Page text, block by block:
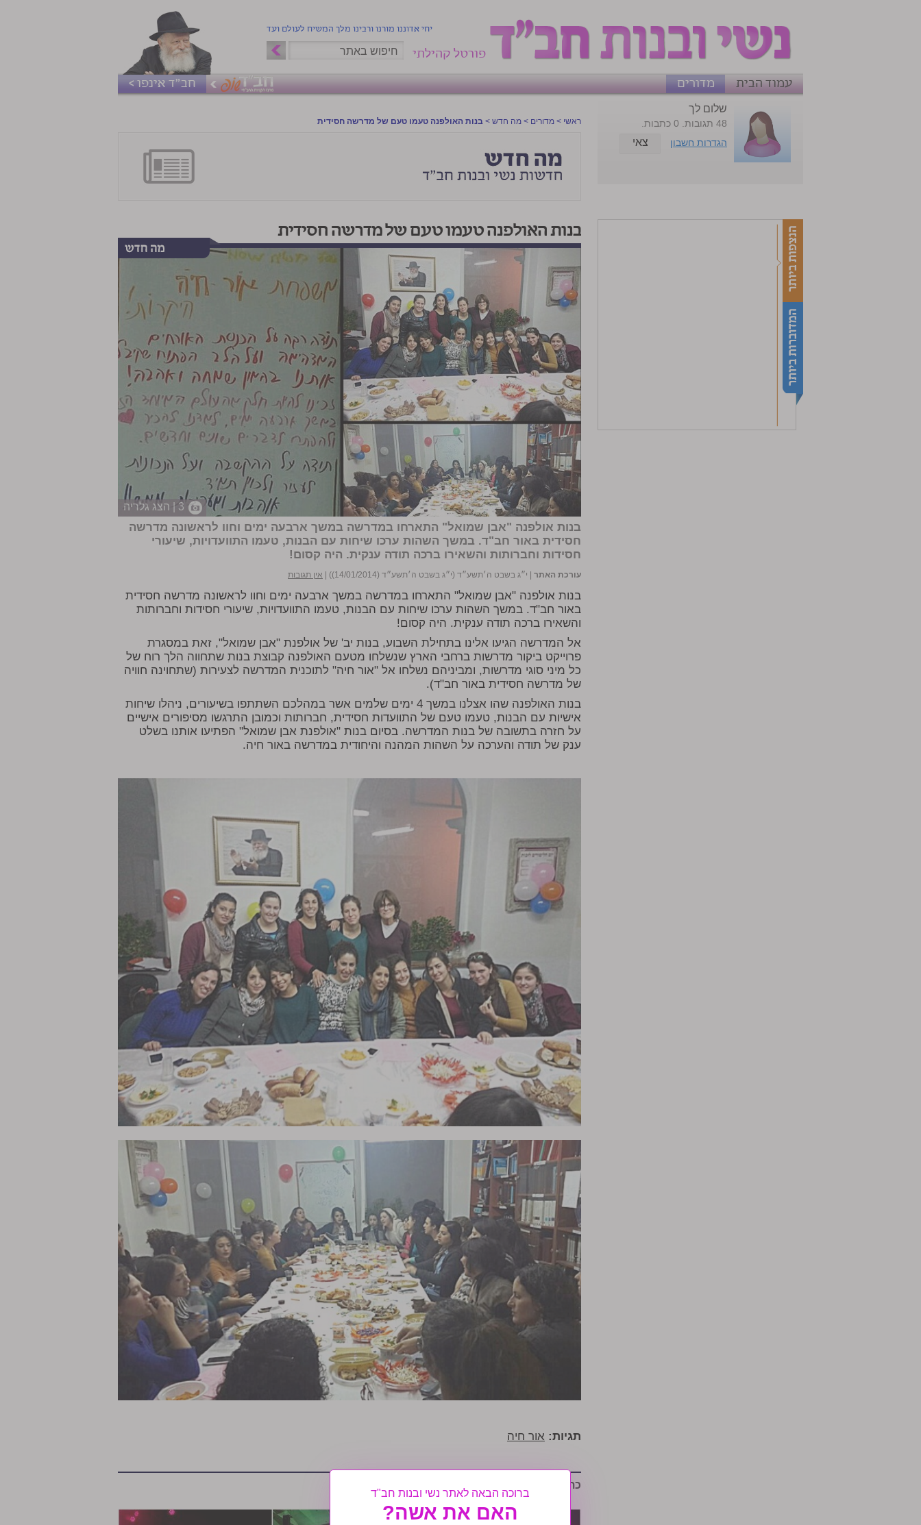
יחי אדוננו מורנו ורבינו מלך המשיח לעולם ועד
פורטל קהילתי
עמוד הבית
מדורים חב"ד אינפו >
ראשי > מדורים > מה חדש > בנות האולפנה טעמו טעם של מדרשה חסידית
בנות האולפנה טעמו טעם של מדרשה חסידית
3 | הצג גלריה
בנות אולפנה "אבן שמואל" התארחו במדרשה במשך ארבעה ימים וחוו לראשונה מדרשה
חסידית באור חב"ד. במשך השהות ערכו שיחות עם הבנות, טעמו התוועדויות, שיעורי
חסידות וחברותות והשאירו ברכה תודה ענקית. היה קסום!
עורכת האתר י״ג בשבט ה׳תשע״ד (י״ג בשבט ה׳תשע״ד (14/01/2014)) אין תגובות
בנות אולפנה "אבן שמואל" התארחו במדרשה במשך ארבעה ימים וחוו לראשונה מדרשה חסידית
באור חב"ד. במשך השהות ערכו שיחות עם הבנות, טעמו התוועדויות, שיעורי חסידות וחברותות
והשאירו ברכה תודה ענקית. היה קסום!
אל המדרשה הגיעו אלינו בתחילת השבוע, בנות יב' של אולפנת "אבן שמואל", זאת במסגרת
פרוייקט ביקור מדרשות ברחבי הארץ שנשלחו מטעם האולפנה קבוצת בנות שתחווה הלך רוח של
כל מיני סוגי מדרשות, ומביניהם נשלחו אל "אור חיה" לתוכנית המדרשה לצעירות (שתחוינה חוויה
של מדרשה חסידית באור חב"ד).
בנות האולפנה שהו אצלנו במשך 4 ימים שלמים אשר במהלכם השתתפו בשיעורים, ניהלו שיחות
אישיות עם הבנות, טעמו טעם של התוועדות חסידית, חברותות וכמובן התרגשו מסיפורים אישיים
על חזרה בתשובה של בנות המדרשה. בסיום בנות "אולפנת אבן שמואל" הפתיעו אותנו בשלט
ענק של תודה והערכה על השהות המהנה והיחודית במדרשה באור חיה.
תגיות: אור חיה
כתבות נוספות שיעניינו אותך:
שלום לך
48 תגובות. 0 כתבות.
הגדרות חשבון
צאי
ברוכה הבאה לאתר נשי ובנות חב"ד
האם את אשה?